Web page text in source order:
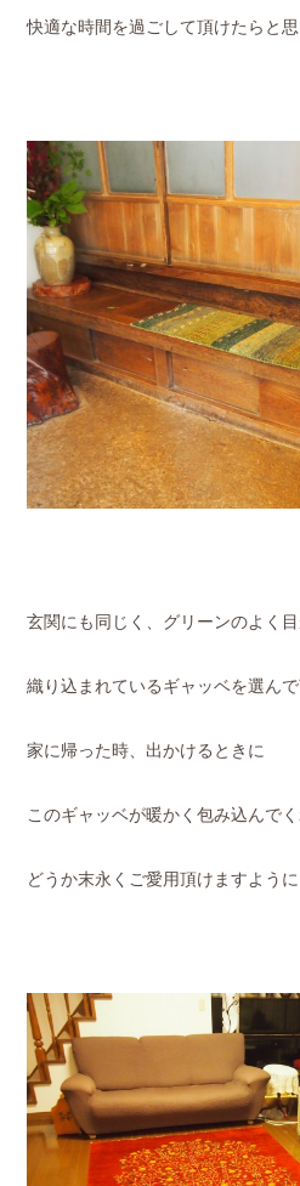
快適な時間を過ごして頂けたらと
玄関にも同じく、グリーンのよく
織り込まれているギャッベを選ん
家に帰った時、出かけるときに
このギャッベが暖かく包み込んで
どうか末永くご愛用頂けますよう